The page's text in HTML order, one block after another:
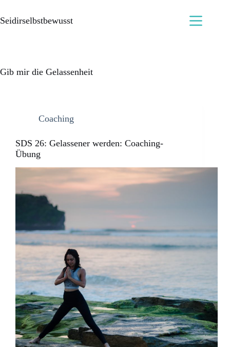
Seidirselbstbewusst
Gib mir die Gelassenheit
Coaching
SDS 26: Gelassener werden: Coaching-
Übung